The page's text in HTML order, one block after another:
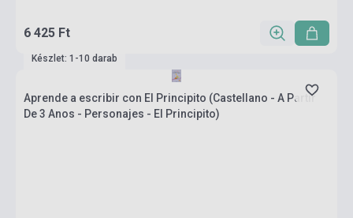
6 425 Ft
Készlet: 1-10 darab
Aprende a escribir con El Principito (Castellano - A Partir
De 3 Anos - Personajes - El Principito)